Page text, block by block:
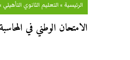
الرئيسية »التعليم الثانوي التأهيلي
الامتحان الوطني في